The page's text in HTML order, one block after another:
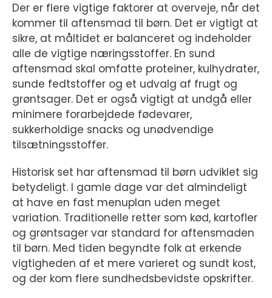
Der er flere vigtige faktorer at overveje, når det
kommer til aftensmad til børn. Det er vigtigt at
sikre, at måltidet er balanceret og indeholder
alle de vigtige næringsstoffer. En sund
aftensmad skal omfatte proteiner, kulhydrater,
sunde fedtstoffer og et udvalg af frugt og
grøntsager. Det er også vigtigt at undgå eller
minimere forarbejdede fødevarer,
sukkerholdige snacks og unødvendige
tilsætningsstoffer.
Historisk set har aftensmad til børn udviklet sig
betydeligt. I gamle dage var det almindeligt
at have en fast menuplan uden meget
variation. Traditionelle retter som kød, kartofler
og grøntsager var standard for aftensmaden
til børn. Med tiden begyndte folk at erkende
vigtigheden af et mere varieret og sundt kost,
og der kom flere sundhedsbevidste opskrifter.